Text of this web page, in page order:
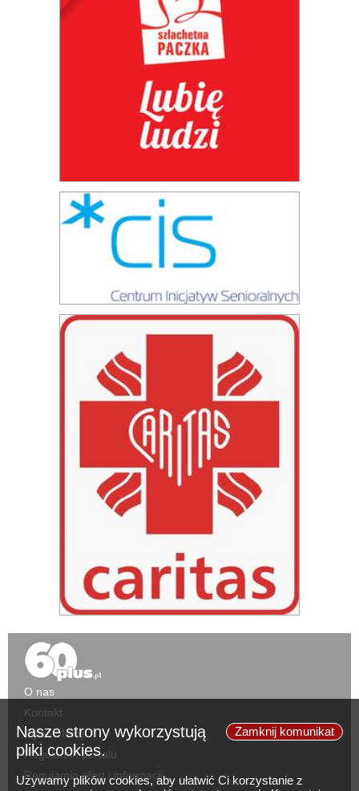
Zamknij komunikat
Nasze strony wykorzystują
pliki cookies.
Używamy plików cookies, aby ułatwić Ci korzystanie z
O nas
Kontakt
Zgłoś ofertę
Regulamin portalu
Regulamin ofert i informacji